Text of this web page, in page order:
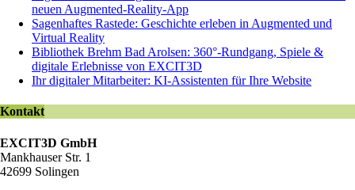
neuen Augmented-Reality-App
Sagenhaftes Rastede: Geschichte erleben in Augmented und
Virtual Reality
Bibliothek Brehm Bad Arolsen: 360°-Rundgang, Spiele &
digitale Erlebnisse von EXCIT3D
Ihr digitaler Mitarbeiter: KI-Assistenten für Ihre Website
Kontakt
EXCIT3D GmbH
Mankhauser Str. 1
42699 Solingen